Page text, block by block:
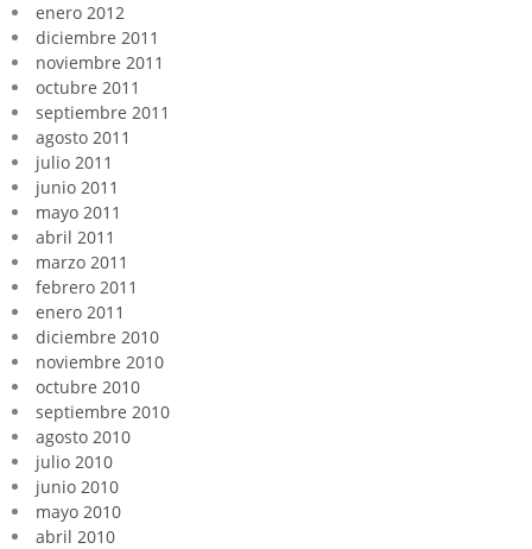
enero 2012
diciembre 2011
noviembre 2011
octubre 2011
septiembre 2011
agosto 2011
julio 2011
junio 2011
mayo 2011
abril 2011
marzo 2011
febrero 2011
enero 2011
diciembre 2010
noviembre 2010
octubre 2010
septiembre 2010
agosto 2010
julio 2010
junio 2010
mayo 2010
abril 2010